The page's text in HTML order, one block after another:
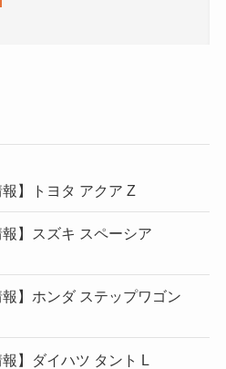
】トヨタ アクア Z
】スズキ スペーシア
報】ホンダ ステップワゴン
】ダイハツ タント L